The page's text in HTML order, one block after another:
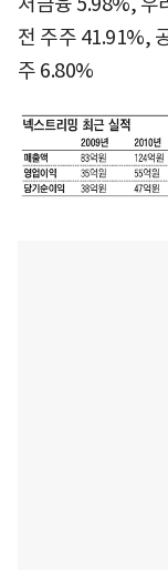
전 주주 41.91%,
주 6.80%